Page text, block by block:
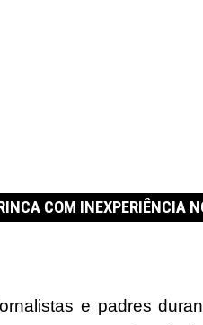
COM INEXPERIÊNCIA
e padres